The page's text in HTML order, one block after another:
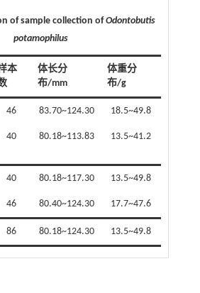
of sample collection ofOdontobutis
potamophilus
本
体长分
布/mm
体重分
布/g
46 83.70~124.30 18.5~49.8
40 80.18~113.83 13.5~41.2
40 80.18~117.30 13.5~49.8
46 80.40~124.30 17.7~47.6
86 80.18~124.30 13.5~49.8